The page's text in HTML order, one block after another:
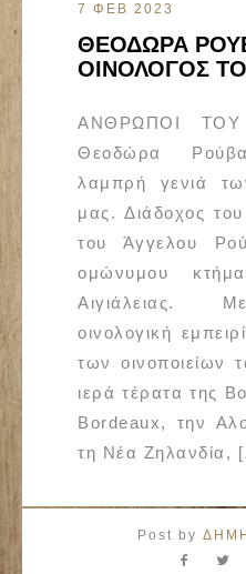
7 ΦΕΒ 2023
ΘΕΟΔΩΡΑ
ΟΙΝΟΛΟΓΟΣ
ΑΝΘΡΩΠΟΙ
Θεοδώρα
λαμπρή γενιά
μας. Διάδοχος
του Άγγελου
ομώνυμου
Αιγιάλειας.
οινολογική
των οινοποιείων
ιερά τέρατα της
Bordeaux, την
τη Νέα Ζηλανδία,
Post by